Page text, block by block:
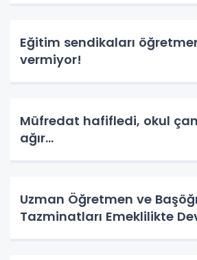
Eğitim sendikaları
vermiyor!
Müfredat hafifledi, okul
ağır...
Uzman Öğretmen ve
Tazminatları Emeklilikte